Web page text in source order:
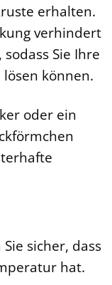
erhalten.
verhindert
Sie Ihre
können.
oder ein
Sie sicher, dass
hat.